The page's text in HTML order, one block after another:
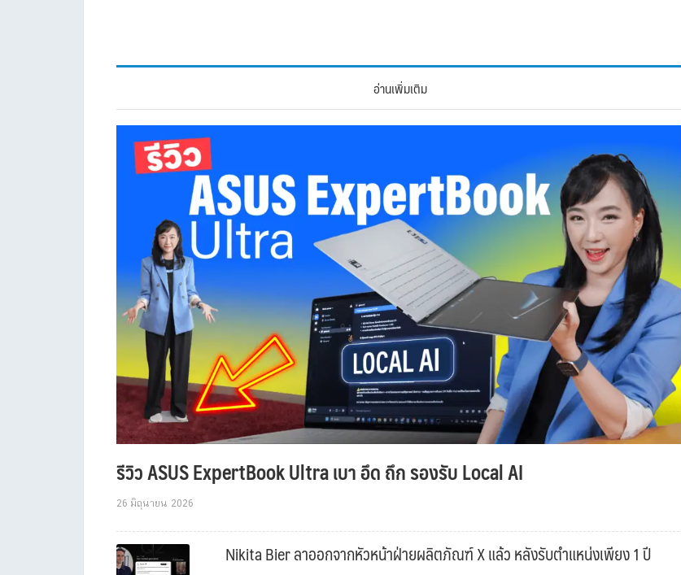
อ่านเพิ่มเติม
รีวิว ASUS ExpertBook Ultra เบา อึด ถึก รองรับ Local AI
26 มิถุนายน 2026
Nikita Bier ลาออกจากหัวหน้าฝ่ายผลิตภัณฑ์ X แล้ว หลังรับตำแหน่งเพียง 1 ปี